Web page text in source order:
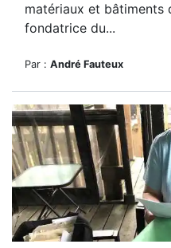
matériaux et bâtiments
fondatrice du...
Par : André Fauteux